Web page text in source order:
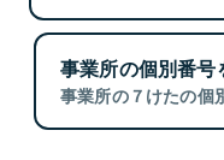
事業所の個別番号
事業所の７けたの個